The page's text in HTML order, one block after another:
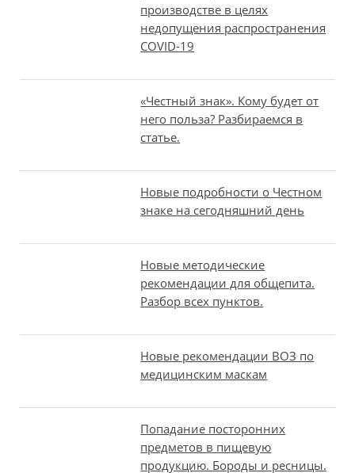
производстве в целях
недопущения распространения
COVID-19
«Честный знак». Кому будет от
него польза? Разбираемся в
статье.
Новые подробности о Честном
знаке на сегодняшний день
Новые методические
рекомендации для общепита.
Разбор всех пунктов.
Новые рекомендации ВОЗ по
медицинским маскам
Попадание посторонних
предметов в пищевую
продукцию. Бороды и ресницы.